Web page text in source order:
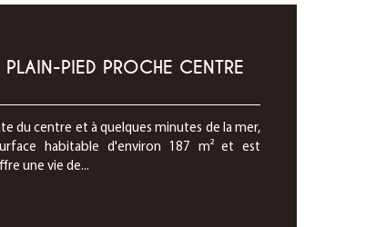
PIED PROCHE CENTRE
du centre et à quelques minutes de la mer,
habitable d'environ 187 m² et est
une vie de...